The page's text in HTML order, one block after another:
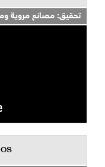
تحقيق: مصانع مروية